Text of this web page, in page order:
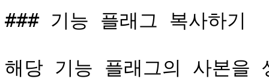
### 기능 플래그 복사하기
해당 기능 플래그의 사본을